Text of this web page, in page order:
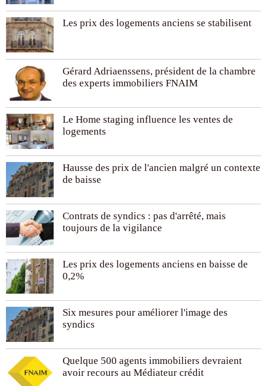
Les prix des logements anciens se stabilisent
Gérard Adriaenssens, président de la chambre
des experts immobiliers FNAIM
Le Home staging influence les ventes de
logements
Hausse des prix de l'ancien malgré un contexte
de baisse
Contrats de syndics : pas d'arrêté, mais
toujours de la vigilance
Les prix des logements anciens en baisse de
0,2%
Six mesures pour améliorer l'image des
syndics
Quelque 500 agents immobiliers devraient
avoir recours au Médiateur crédit